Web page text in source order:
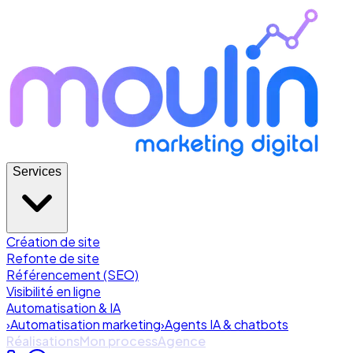
Services
Création de site
Refonte de site
Référencement (SEO)
Visibilité en ligne
Automatisation & IA
›Automatisation marketing›Agents IA & chatbots
RéalisationsMon processAgence